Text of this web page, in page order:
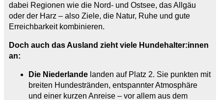
dabei Regionen wie die Nord- und Ostsee, das Allgäu
oder der Harz – also Ziele, die Natur, Ruhe und gute
Erreichbarkeit kombinieren.
Doch auch das Ausland zieht viele Hundehalter:innen
an:
Die Niederlande landen auf Platz 2. Sie punkten mit
breiten Hundestränden, entspannter Atmosphäre
und einer kurzen Anreise – vor allem aus dem